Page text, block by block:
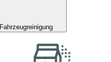
Fahrzeugreinigung